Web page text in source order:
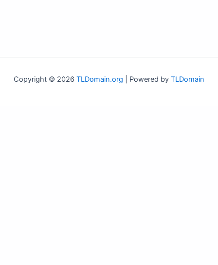
Copyright © 2026 TLDomain.org | Powered by TLDomain